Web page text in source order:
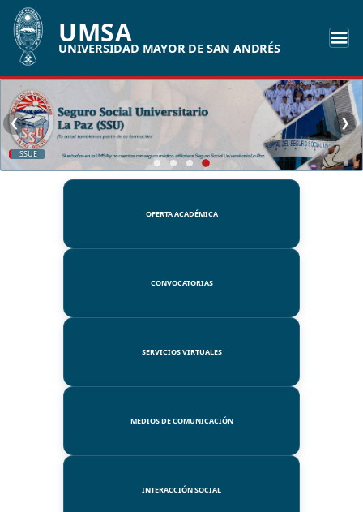
UMSA
UNIVERSIDAD MAYOR DE SAN ANDRÉS
SSUE
❮ ❯
OFERTA ACADÉMICA
CONVOCATORIAS
SERVICIOS VIRTUALES
MEDIOS DE COMUNICACIÓN
INTERACCIÓN SOCIAL